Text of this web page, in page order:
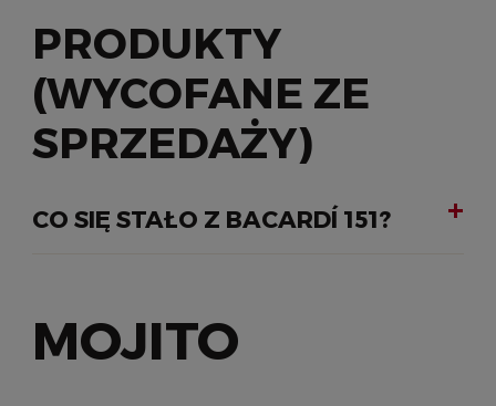
PRODUKTY
(WYCOFANE ZE
SPRZEDAŻY)
CO SIĘ STAŁO Z BACARDÍ 151?
MOJITO